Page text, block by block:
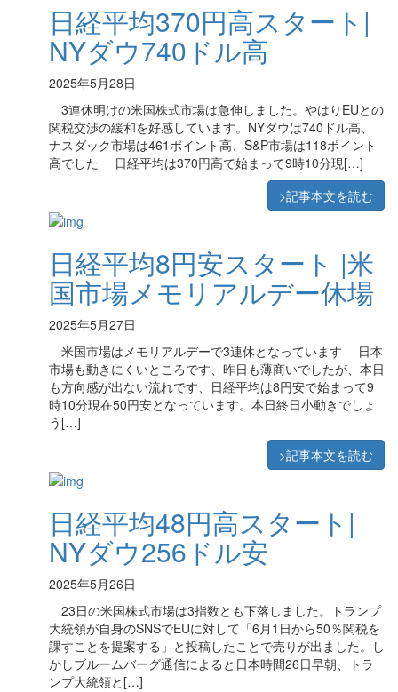
日経平均370円高スタート|
NYダウ740ドル高
2025年5月28日
3連休明けの米国株式市場は急伸しました。やはりEUとの
関税交渉の緩和を好感しています。NYダウは740ドル高、
ナスダック市場は461ポイント高、S&P市場は118ポイント
高でした 日経平均は370円高で始まって9時10分現[…]
>記事本文を読む
日経平均8円安スタート |米
国市場メモリアルデー休場
2025年5月27日
米国市場はメモリアルデーで3連休となっています 日本
市場も動きにくいところです、昨日も薄商いでしたが、本日
も方向感が出ない流れです、日経平均は8円安で始まって9
時10分現在50円安となっています。本日終日小動きでしょ
う[…]
>記事本文を読む
日経平均48円高スタート|
NYダウ256ドル安
2025年5月26日
23日の米国株式市場は3指数とも下落しました。トランプ
大統領が自身のSNSでEUに対して「6月1日から50％関税を
課すことを提案する」と投稿したことで売りが出ました。し
かしブルームバーグ通信によると日本時間26日早朝、トラ
ンプ大統領と[…]